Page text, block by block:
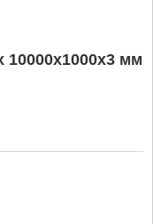
10000x1000x3 мм